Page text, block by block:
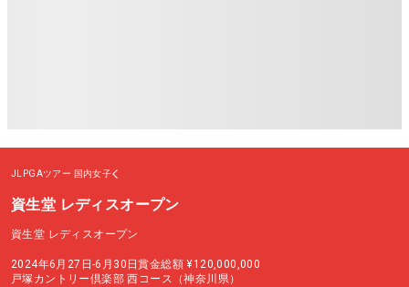
JLPGAツアー 国内女子
資生堂 レディスオープン
資生堂 レディスオープン
2024年6月27日-6月30日賞金総額 ¥120,000,000
戸塚カントリー倶楽部 西コース（神奈川県）